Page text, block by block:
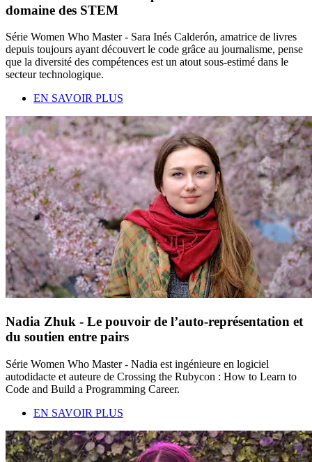
domaine des STEM
Série Women Who Master - Sara Inés Calderón, amatrice de livres
depuis toujours ayant découvert le code grâce au journalisme, pense
que la diversité des compétences est un atout sous-estimé dans le
secteur technologique.
EN SAVOIR PLUS
Nadia Zhuk - Le pouvoir de l’auto-représentation et
du soutien entre pairs
Série Women Who Master - Nadia est ingénieure en logiciel
autodidacte et auteure de Crossing the Rubycon : How to Learn to
Code and Build a Programming Career.
EN SAVOIR PLUS